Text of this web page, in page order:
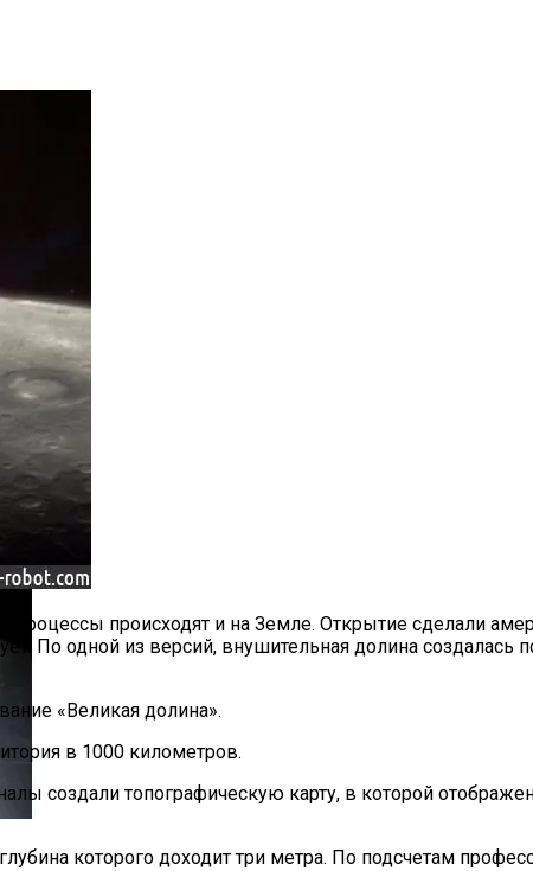
Беспроводной Связи
В Удаленных Настройках
происходят и на Земле. Открытие сделали
По одной из версий, внушительная долина создалась
«Великая долина».
в 1000 километров.
создали топографическую карту, в которой
которого доходит три метра. По подсчетам